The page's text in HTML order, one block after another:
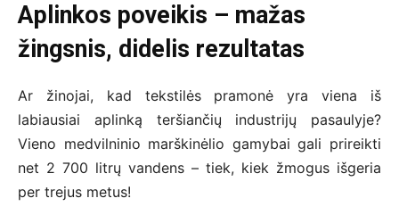
Aplinkos poveikis – mažas
žingsnis, didelis rezultatas
Ar žinojai, kad tekstilės pramonė yra viena iš
labiausiai aplinką teršiančių industrijų pasaulyje?
Vieno medvilninio marškinėlio gamybai gali prireikti
net 2 700 litrų vandens – tiek, kiek žmogus išgeria
per trejus metus!